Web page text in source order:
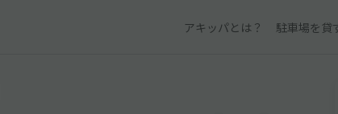
アキッパとは？ 駐車場を貸